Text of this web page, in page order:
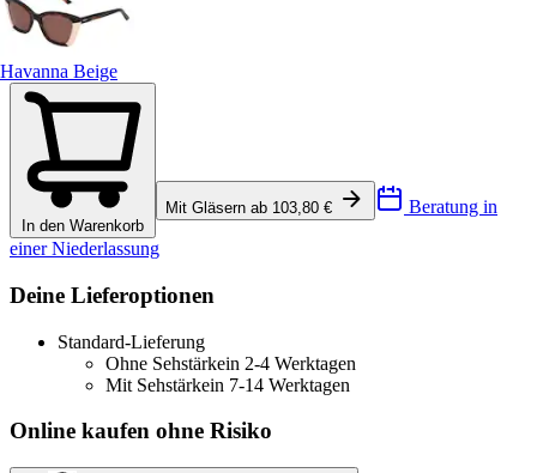
Havanna Beige
In den Warenkorb
Mit Gläsern ab 103,80 € Beratung in
einer Niederlassung
Deine Lieferoptionen
Standard-Lieferung
Ohne Sehstärkein 2-4 Werktagen
Mit Sehstärkein 7-14 Werktagen
Online kaufen ohne Risiko